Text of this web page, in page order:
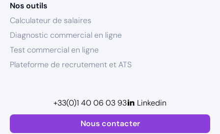
Nos outils
Calculateur de salaires
Diagnostic commercial en ligne
Test commercial en ligne
Plateforme de recrutement et ATS
Nous contacter
+33(0)1 40 06 03 93 Linkedin